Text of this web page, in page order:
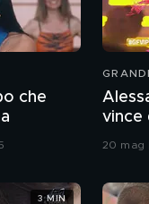
che
vince
20 mag
3 MIN